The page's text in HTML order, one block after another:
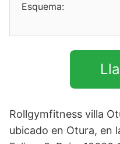
Esquema:
Rollgymfitness villa
ubicado en Otura, en